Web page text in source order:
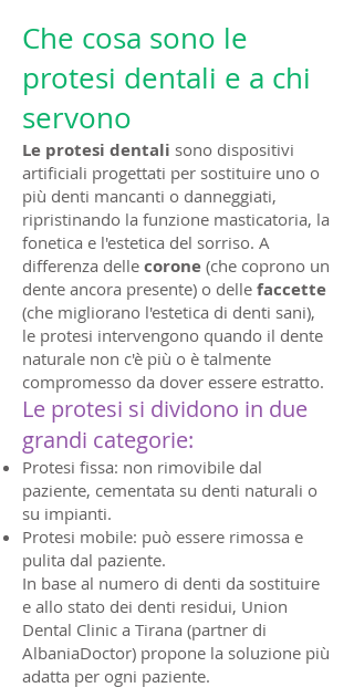
Che cosa sono le
protesi dentali e a chi
servono
Le protesi dentali sono dispositivi
artificiali progettati per sostituire uno o
più denti mancanti o danneggiati,
ripristinando la funzione masticatoria, la
fonetica e l'estetica del sorriso. A
differenza delle corone (che coprono un
dente ancora presente) o delle faccette
(che migliorano l'estetica di denti sani),
le protesi intervengono quando il dente
naturale non c'è più o è talmente
compromesso da dover essere estratto.
Le protesi si dividono in due
grandi categorie:
Protesi fissa: non rimovibile dal
paziente, cementata su denti naturali o
su impianti.
Protesi mobile: può essere rimossa e
pulita dal paziente.
In base al numero di denti da sostituire
e allo stato dei denti residui, Union
Dental Clinic a Tirana (partner di
AlbaniaDoctor) propone la soluzione più
adatta per ogni paziente.